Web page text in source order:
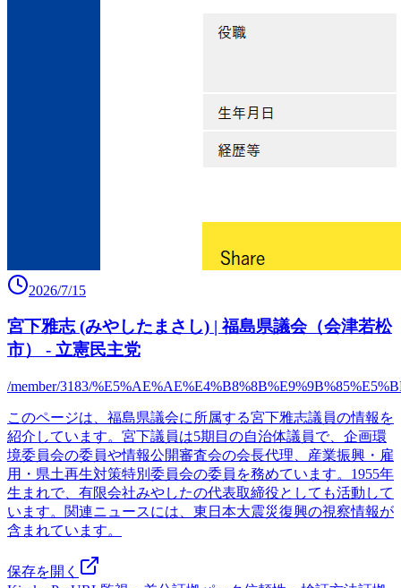
2026/7/15
宮下雅志 (みやしたまさし) | 福島県議会（会津若松
市） - 立憲民主党
/member/3183/
このページは、福島県議会に所属する宮下雅志議員の情報を
紹介しています。宮下議員は5期目の自治体議員で、企画環
境委員会の委員や情報公開審査会の会長代理、産業振興・雇
用・県土再生対策特別委員会の委員を務めています。1955年
生まれで、有限会社みやしたの代表取締役としても活動して
います。関連ニュースには、東日本大震災復興の視察情報が
含まれています。
保存を開く